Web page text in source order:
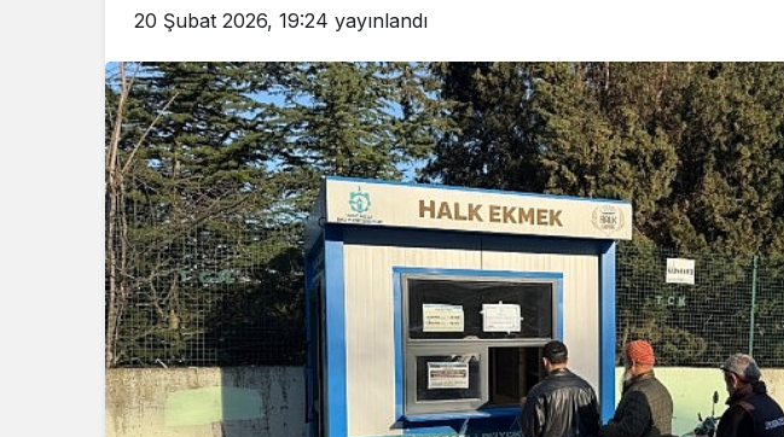
20 Şubat 2026, 19:24 yayınlandı
Bakanı, Kahraman Polisleri
Ziyaret Etti
Yunanistan’da Zeybek Tartışması